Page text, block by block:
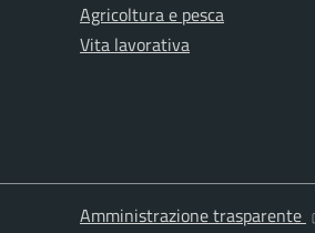
Agricoltura e pesca
Vita lavorativa
Amministrazione trasparente